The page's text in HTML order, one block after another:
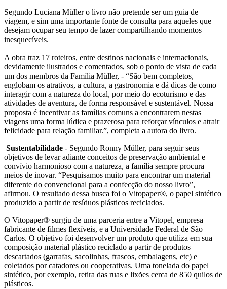
Segundo Luciana Müller o livro não pretende ser um guia de
viagem, e sim uma importante fonte de consulta para aqueles que
desejam ocupar seu tempo de lazer compartilhando momentos
inesquecíveis.
A obra traz 17 roteiros, entre destinos nacionais e internacionais,
devidamente ilustrados e comentados, sob o ponto de vista de cada
um dos membros da Família Müller, - “São bem completos,
englobam os atrativos, a cultura, a gastronomia e dá dicas de como
interagir com a natureza do local, por meio do ecoturismo e das
atividades de aventura, de forma responsável e sustentável. Nossa
proposta é incentivar as famílias comuns a encontrarem nestas
viagens uma forma lúdica e prazerosa para reforçar vínculos e atrair
felicidade para relação familiar.”, completa a autora do livro.
Sustentabilidade - Segundo Ronny Müller, para seguir seus
objetivos de levar adiante conceitos de preservação ambiental e
convívio harmonioso com a natureza, a família sempre procura
meios de inovar. “Pesquisamos muito para encontrar um material
diferente do convencional para a confecção do nosso livro”,
afirmou. O resultado dessa busca foi o Vitopaper®, o papel sintético
produzido a partir de resíduos plásticos reciclados.
O Vitopaper® surgiu de uma parceria entre a Vitopel, empresa
fabricante de filmes flexíveis, e a Universidade Federal de São
Carlos. O objetivo foi desenvolver um produto que utiliza em sua
composição material plástico reciclado a partir de produtos
descartados (garrafas, sacolinhas, frascos, embalagens, etc) e
coletados por catadores ou cooperativas. Uma tonelada do papel
sintético, por exemplo, retira das ruas e lixões cerca de 850 quilos de
plásticos.